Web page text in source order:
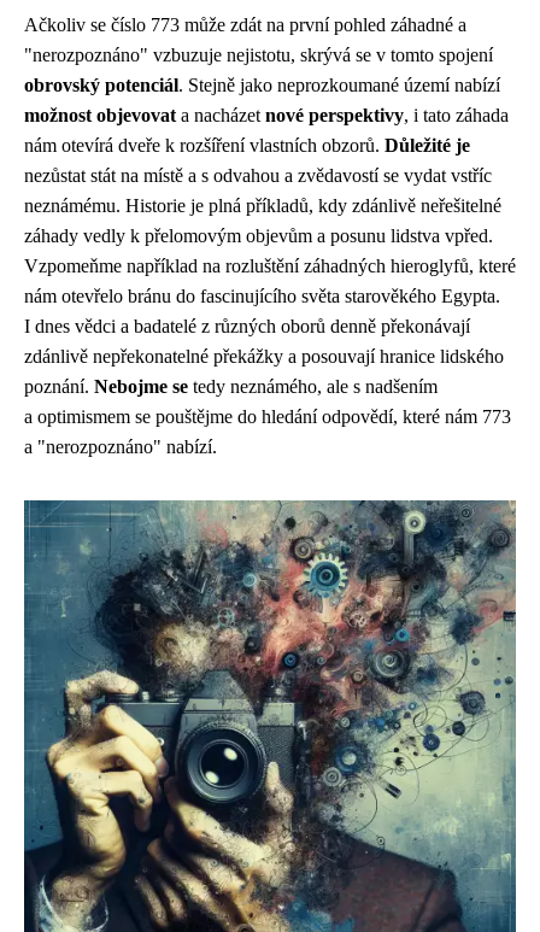
Ačkoliv se číslo 773 může zdát na první pohled záhadné a
"nerozpoznáno" vzbuzuje nejistotu, skrývá se v tomto spojení
obrovský potenciál. Stejně jako neprozkoumané území nabízí
možnost objevovat a nacházet nové perspektivy, i tato záhada
nám otevírá dveře k rozšíření vlastních obzorů. Důležité je
nezůstat stát na místě a s odvahou a zvědavostí se vydat vstříc
neznámému. Historie je plná příkladů, kdy zdánlivě neřešitelné
záhady vedly k přelomovým objevům a posunu lidstva vpřed.
Vzpomeňme například na rozluštění záhadných hieroglyfů, které
nám otevřelo bránu do fascinujícího světa starověkého Egypta.
I dnes vědci a badatelé z různých oborů denně překonávají
zdánlivě nepřekonatelné překážky a posouvají hranice lidského
poznání. Nebojme se tedy neznámého, ale s nadšením
a optimismem se pouštějme do hledání odpovědí, které nám 773
a "nerozpoznáno" nabízí.